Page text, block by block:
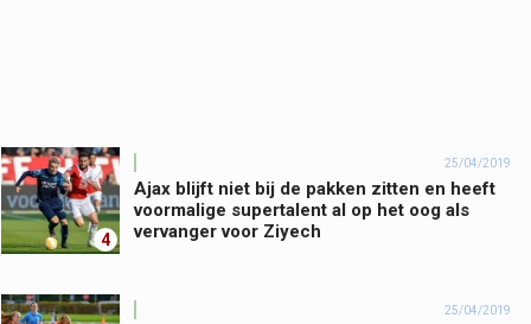
4
25/04/2019
Ajax blijft niet bij de pakken zitten en heeft
voormalige supertalent al op het oog als
vervanger voor Ziyech
25/04/2019